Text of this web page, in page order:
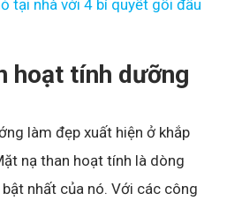
tại nhà với 4 bí quyết gối đầu
hoạt tính dưỡng
làm đẹp xuất hiện ở khắp
nạ than hoạt tính là dòng
nhất của nó. Với các công